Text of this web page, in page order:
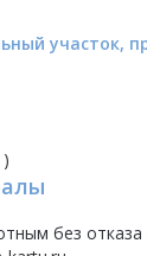
участок,
)
без